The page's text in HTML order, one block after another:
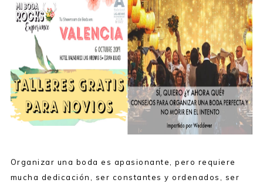
Organizar una boda es apasionante, pero requiere
mucha dedicación, ser constantes y ordenados, ser